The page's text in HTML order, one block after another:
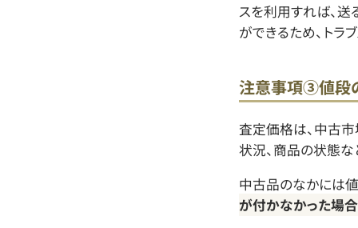
スを利用すれば、
ができるため、トラ
注意事項③値段
査定価格は、中古
状況、商品の状態
中古品のなかには
が付かなかった場